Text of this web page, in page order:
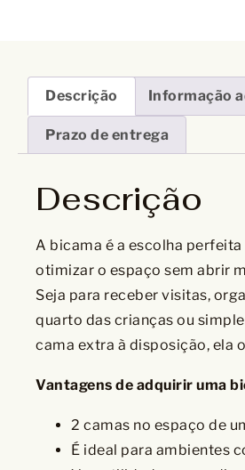
Descrição Informação
Prazo de entrega
Descrição
A bicama é a escolha
otimizar o espaço sem abrir
Seja para receber visitas,
quarto das crianças ou
cama extra à disposição, ela
Vantagens de adquirir uma
2 camas no espaço de
É ideal para ambientes